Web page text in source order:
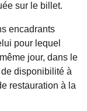
sur le billet.
encadrants
pour lequel
jour, dans le
disponibilité à
restauration à la